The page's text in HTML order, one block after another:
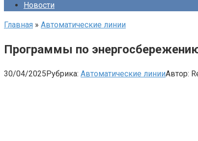
Новости
Главная » Автоматические линии
Программы по
30/04/2025Рубрика: Автоматические линииАвтор: